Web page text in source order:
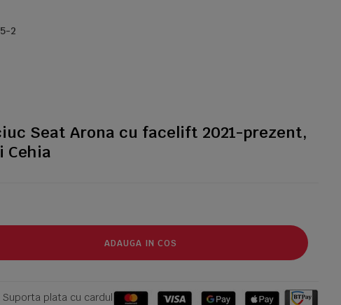
2
Seat Arona cu facelift 2021-prezent,
Cehia
ADAUGA IN COS
Suporta plata cu cardul